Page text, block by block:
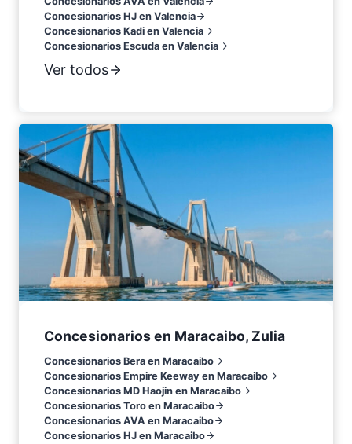
Concesionarios HJ en Valencia
Concesionarios Kadi en Valencia
Concesionarios Escuda en Valencia
Ver todos
Concesionarios en Maracaibo, Zulia
Concesionarios Bera en Maracaibo
Concesionarios Empire Keeway en Maracaibo
Concesionarios MD Haojin en Maracaibo
Concesionarios Toro en Maracaibo
Concesionarios AVA en Maracaibo
Concesionarios HJ en Maracaibo